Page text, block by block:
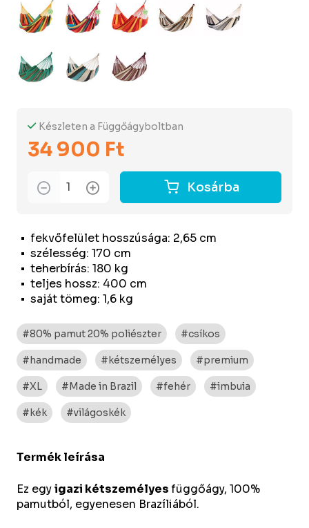
fekvőfelület hosszúsága: 2,65 cm
szélesség: 170 cm
teherbírás: 180 kg
teljes hossz: 400 cm
saját tömeg: 1,6 kg
Készleten a Függőágyboltban
34 900 Ft
Kosárba
#80% pamut 20% poliészter #csíkos
#handmade #kétszemélyes #premium
#XL #Made in Brazil #fehér #imbuia
#kék #világoskék
Termék leírása
Ez egyigazi kétszemélyesfüggőágy, 100%
pamutból, egyenesen Brazíliából.